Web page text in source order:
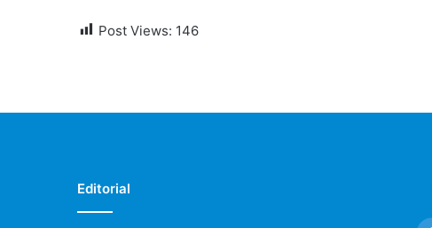
Post Views: 146
Editorial